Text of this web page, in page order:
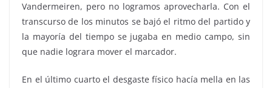
Vandermeiren, pero no logramos aprovecharla. Con el
transcurso de los minutos se bajó el ritmo del partido y
la mayoría del tiempo se jugaba en medio campo, sin
que nadie lograra mover el marcador.
En el último cuarto el desgaste físico hacía mella en las